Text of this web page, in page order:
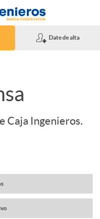
Date de alta
Caja Ingenieros.